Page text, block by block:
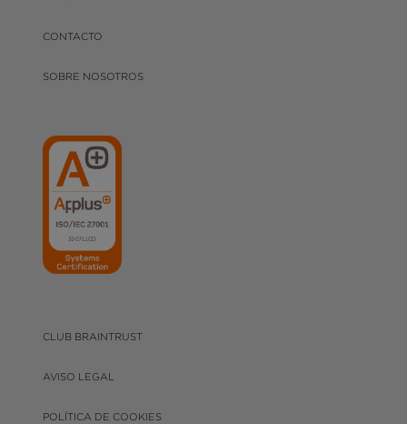
CONTACTO
SOBRE NOSOTROS
CLUB BRAINTRUST
AVISO LEGAL
POLÍTICA DE COOKIES